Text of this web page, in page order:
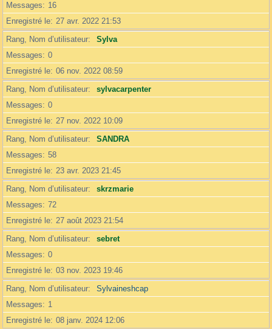
Messages
16
Enregistré le 27 avr. 2022 21:53
Rang, Nom d’utilisateur
Sylva
Messages
0
Enregistré le 06 nov. 2022 08:59
Rang, Nom d’utilisateur
sylvacarpenter
Messages
0
Enregistré le 27 nov. 2022 10:09
Rang, Nom d’utilisateur
SANDRA
Messages
58
Enregistré le 23 avr. 2023 21:45
Rang, Nom d’utilisateur
skrzmarie
Messages
72
Enregistré le 27 août 2023 21:54
Rang, Nom d’utilisateur
sebret
Messages
0
Enregistré le 03 nov. 2023 19:46
Rang, Nom d’utilisateur
Sylvaineshcap
Messages
1
Enregistré le 08 janv. 2024 12:06